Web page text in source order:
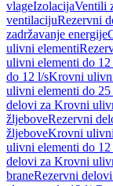
vlageIzolacijaVentili
ventilacijuRezervni
zadržavanje energije
ulivni elementi
ulivni elementi do 12
do 12 l/sKrovni
ulivni elementi do 25
delovi za Krovni
žljeboveRezervni
žljeboveKrovni
ulivni elementi do 12
delovi za Krovni
braneRezervni